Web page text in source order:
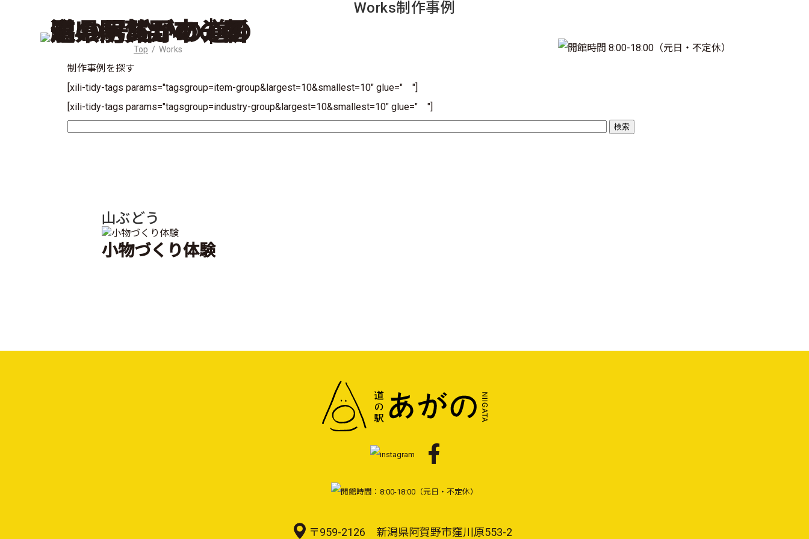
Works制作事例
Top / Works
制作事例を探す
[xili-tidy-tags params="tagsgroup=item-group&largest=10&smallest=10" glue=" "]
[xili-tidy-tags params="tagsgroup=industry-group&largest=10&smallest=10" glue=" "]
山ぶどう
小物づくり体験
〒959-2126 新潟県阿賀野市窪川原553-2